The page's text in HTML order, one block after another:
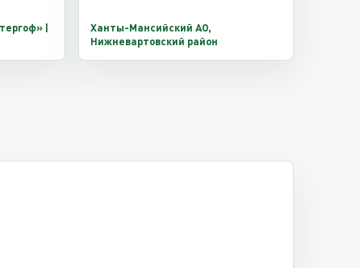
|
Севера «Праздник Осени»
Ханты-Мансийский АО,
Нижневартовский район